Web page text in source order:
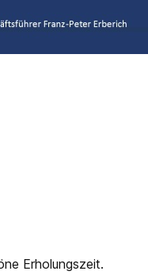
Erholungszeit.